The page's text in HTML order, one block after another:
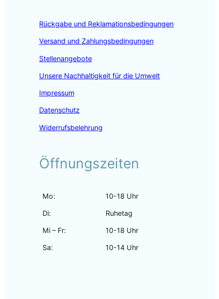
k
a
n
Rückgabe und Reklamationsbedingungen
Versand und Zahlungsbedingungen
Stellenangebote
Unsere Nachhaltigkeit für die Umwelt
Impressum
Datenschutz
Widerrufsbelehrung
Öffnungszeiten
Mo: 10-18 Uhr
Di: Ruhetag
Mi – Fr: 10-18 Uhr
Sa: 10-14 Uhr